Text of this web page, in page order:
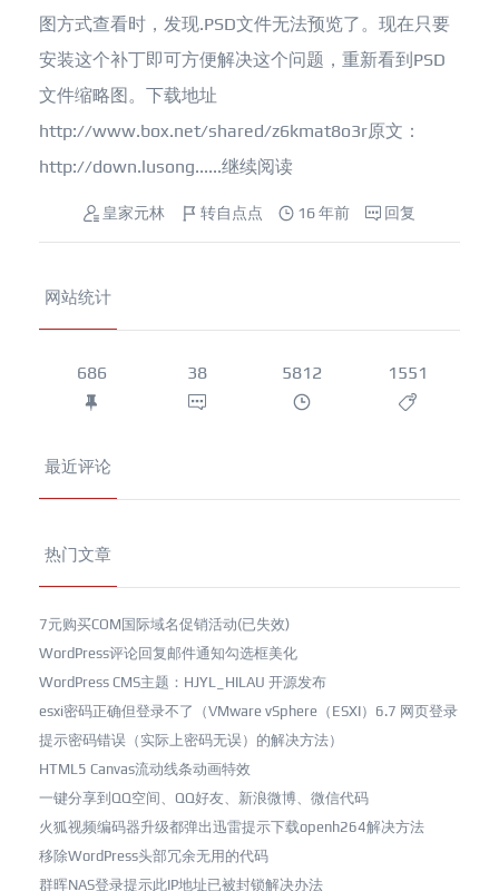
图方式查看时，发现.PSD文件无法预览了。现在只要
安装这个补丁即可方便解决这个问题，重新看到PSD
文件缩略图。下载地址
http://www.box.net/shared/z6kmat8o3r原文：
http://down.lusong......继续阅读
皇家元林 转自点点 16 年前 回复
网站统计
686 38 5812 1551
最近评论
热门文章
7元购买COM国际域名促销活动(已失效)
WordPress评论回复邮件通知勾选框美化
WordPress CMS主题：HJYL_HILAU 开源发布
esxi密码正确但登录不了（VMware vSphere（ESXI）6.7 网页登录
提示密码错误（实际上密码无误）的解决方法）
HTML5 Canvas流动线条动画特效
一键分享到QQ空间、QQ好友、新浪微博、微信代码
火狐视频编码器升级都弹出迅雷提示下载openh264解决方法
移除WordPress头部冗余无用的代码
群晖NAS登录提示此IP地址已被封锁解决办法